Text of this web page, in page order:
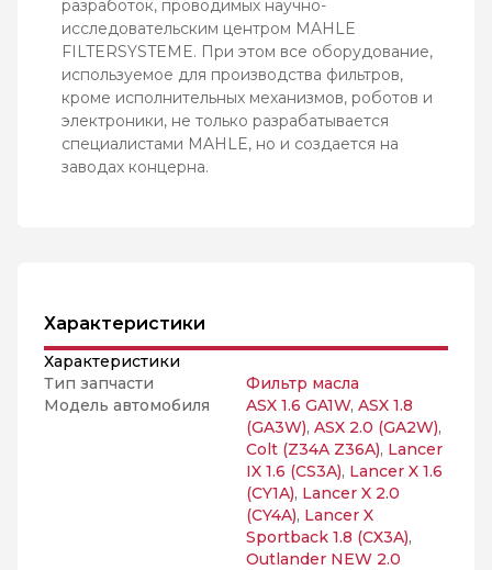
разработок, проводимых научно-
исследовательским центром MAHLE
FILTERSYSTEME. При этом все оборудование,
используемое для производства фильтров,
кроме исполнительных механизмов, роботов и
электроники, не только разрабатывается
специалистами MAHLE, но и создается на
заводах концерна.
Характеристики
Характеристики
Тип запчасти
Фильтр масла
Модель автомобиля
ASX 1.6 GA1W, ASX 1.8
(GA3W), ASX 2.0 (GA2W),
Colt (Z34A Z36A), Lancer
IX 1.6 (CS3A), Lancer X 1.6
(CY1A), Lancer X 2.0
(CY4A), Lancer X
Sportback 1.8 (CX3A),
Outlander NEW 2.0